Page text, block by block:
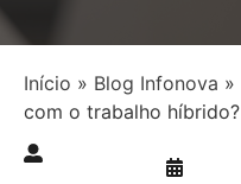
Início » Blog Infonova »
com o trabalho híbrido?